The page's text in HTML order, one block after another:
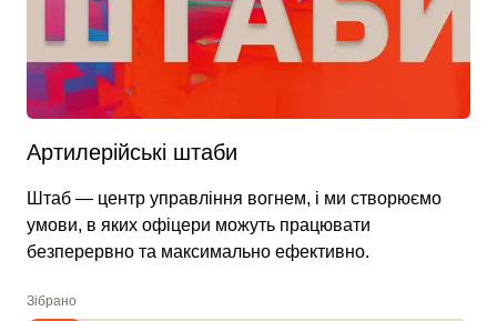
Артилерійські штаби
Штаб — центр управління вогнем, і ми створюємо
умови, в яких офіцери можуть працювати
безперервно та максимально ефективно.
Зібрано